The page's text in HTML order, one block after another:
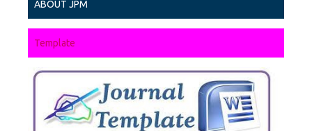
ABOUT JPM
Template